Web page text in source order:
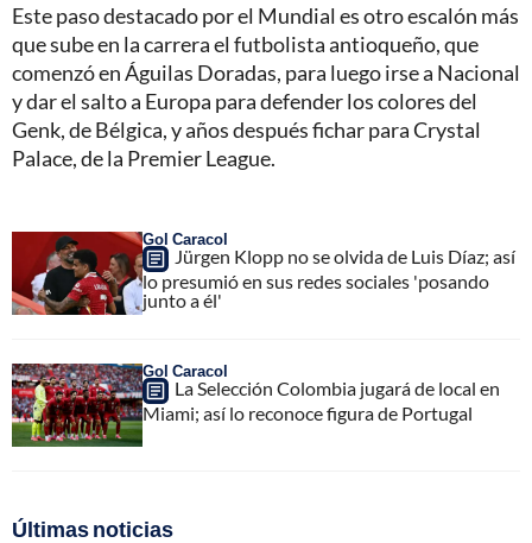
Este paso destacado por el Mundial es otro escalón más
que sube en la carrera el futbolista antioqueño, que
comenzó en Águilas Doradas, para luego irse a Nacional
y dar el salto a Europa para defender los colores del
Genk, de Bélgica, y años después fichar para Crystal
Palace, de la Premier League.
Gol Caracol
Jürgen Klopp no se olvida de Luis Díaz; así
lo presumió en sus redes sociales 'posando
junto a él'
Gol Caracol
La Selección Colombia jugará de local en
Miami; así lo reconoce figura de Portugal
Últimas noticias